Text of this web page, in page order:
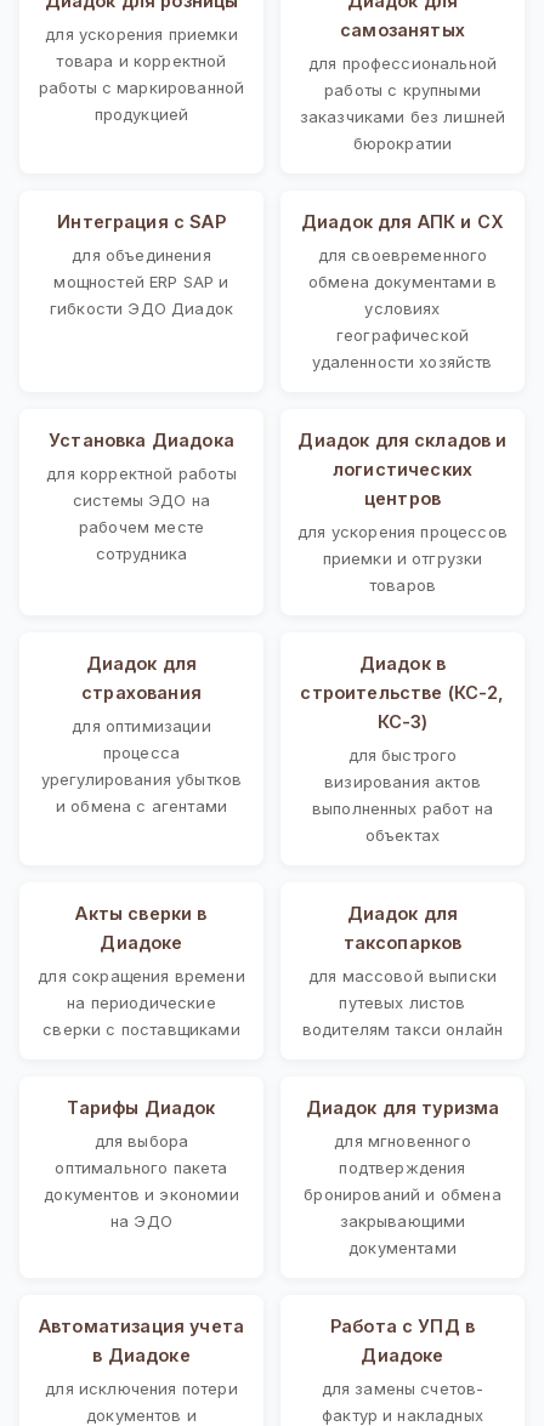
для ускорения приемки
товара и корректной
работы с маркированной
продукцией
самозанятых
для профессиональной
работы с крупными
заказчиками без лишней
бюрократии
Интеграция с SAP
для объединения
мощностей ERP SAP и
гибкости ЭДО Диадок
Диадок для АПК и СХ
для своевременного
обмена документами в
условиях
географической
удаленности хозяйств
Установка Диадока
для корректной работы
системы ЭДО на
рабочем месте
сотрудника
Диадок для складов и
логистических
центров
для ускорения процессов
приемки и отгрузки
товаров
Диадок для
страхования
для оптимизации
процесса
урегулирования убытков
и обмена с агентами
Диадок в
строительстве (КС-2,
КС-3)
для быстрого
визирования актов
выполненных работ на
объектах
Акты сверки в
Диадоке
для сокращения времени
на периодические
сверки с поставщиками
Диадок для
таксопарков
для массовой выписки
путевых листов
водителям такси онлайн
Тарифы Диадок
для выбора
оптимального пакета
документов и экономии
на ЭДО
Диадок для туризма
для мгновенного
подтверждения
бронирований и обмена
закрывающими
документами
Автоматизация учета
в Диадоке
для исключения потери
документов и
Работа с УПД в
Диадоке
для замены счетов-
фактур и накладных